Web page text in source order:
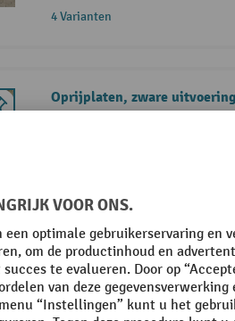
4 Varianten
Oprijplaten, zware
Laadrail in zware
Geprofileerde oplegger
oprijplaat
Dankzij het geringe
eenvoudig te dragen
12 Varianten